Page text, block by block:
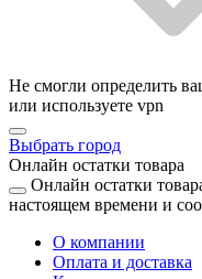
Не смогли определить
или используете vpn
Выбрать город
Онлайн остатки товара
Онлайн остатки
настоящем времени и
О компании
Оплата и доставка